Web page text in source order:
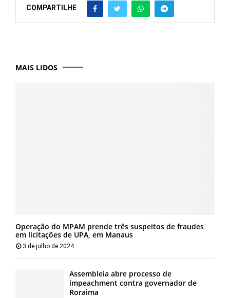
COMPARTILHE
MAIS LIDOS
Operação do MPAM prende três suspeitos de fraudes
em licitações de UPA, em Manaus
3 de julho de 2024
Assembleia abre processo de
impeachment contra governador de
Roraima